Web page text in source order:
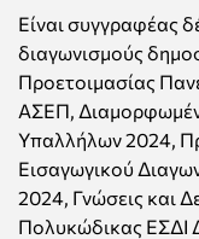
Είναι συγγραφέας
διαγωνισμούς
Προετοιμασίας
ΑΣΕΠ,
Υπαλλήλων 2024,
Εισαγωγικού
2024, Γνώσεις και
Πολυκώδικας ΕΣΔΙ